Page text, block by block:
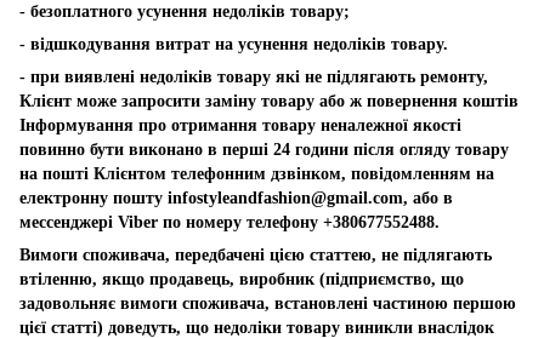
- безоплатного усунення недоліків товару;
- відшкодування витрат на усунення недоліків товару.
- при виявлені недоліків товару які не підлягають ремонту,
Клієнт може запросити заміну товару або ж повернення коштів
Інформування про отримання товару неналежної якості
повинно бути виконано в перші 24 години після огляду товару
на пошті Клієнтом телефонним дзвінком, повідомленням на
електронну пошту infostyleandfashion@gmail.com, або в
мессенджері Viber по номеру телефону +380677552488.
Вимоги споживача, передбачені цією статтею, не підлягають
втіленню, якщо продавець, виробник (підприємство, що
задовольняє вимоги споживача, встановлені частиною першою
цієї статті) доведуть, що недоліки товару виникли внаслідок